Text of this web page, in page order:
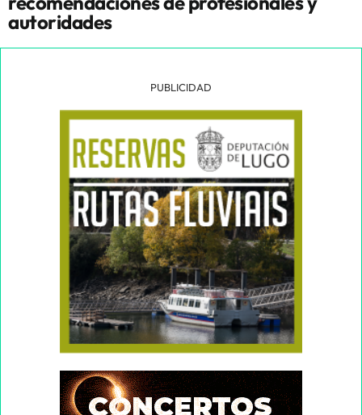
autoridades
PUBLICIDAD